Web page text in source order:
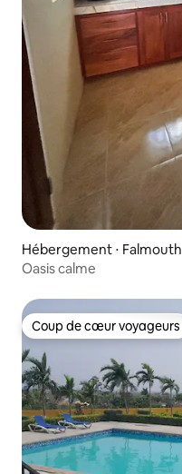
Hébergement ⋅ Falmouth
Oasis calme
Coup de cœur voyageurs
Coup de cœur voyageurs